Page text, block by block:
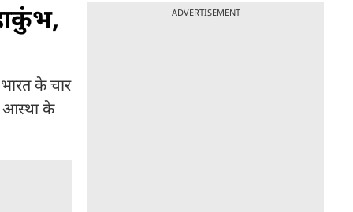
के चार
आस्था के
ADVERTISEMENT